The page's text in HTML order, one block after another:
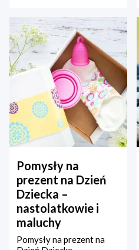
Pomysły na
prezent na Dzień
Dziecka –
nastolatkowie i
maluchy
Pomysły na prezent na